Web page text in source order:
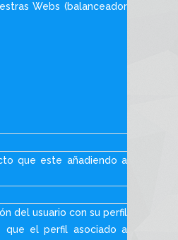
Webs (balanceador
que este añadiendo a
del usuario con su perfil
que el perfil asociado a